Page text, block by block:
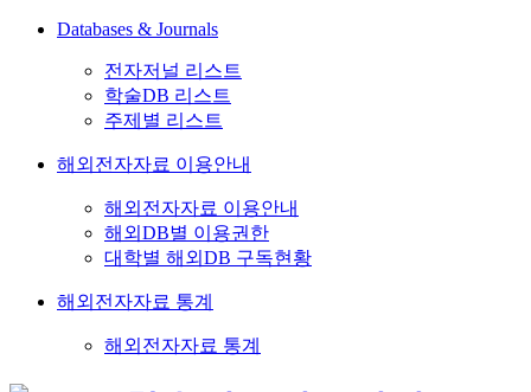
Databases & Journals
전자저널 리스트
학술DB 리스트
주제별 리스트
해외전자자료 이용안내
해외전자자료 이용안내
해외DB별 이용권한
대학별 해외DB 구독현황
해외전자자료 통계
해외전자자료 통계